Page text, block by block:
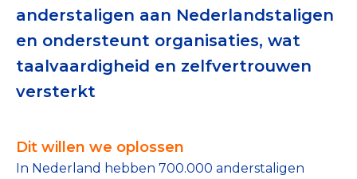
Check het CBF-keurmerk van een goed doel
Download de Geef Gerust Checklist
Tips bij doneren: zo geef je veilig
Betrouwbare data over goede doelen
anderstaligen aan Nederlandstaligen
en ondersteunt organisaties, wat
taalvaardigheid en zelfvertrouwen
versterkt
Dit willen we oplossen
In Nederland hebben 700.000 anderstaligen